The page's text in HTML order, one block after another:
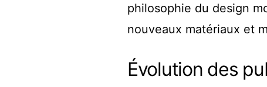
philosophie du design
nouveaux matériaux et
Évolution des